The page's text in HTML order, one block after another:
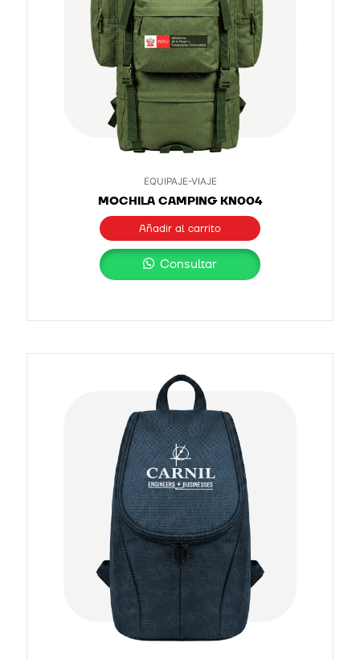
EQUIPAJE-VIAJE
MOCHILA CAMPING KN004
Añadir al carrito
Consultar